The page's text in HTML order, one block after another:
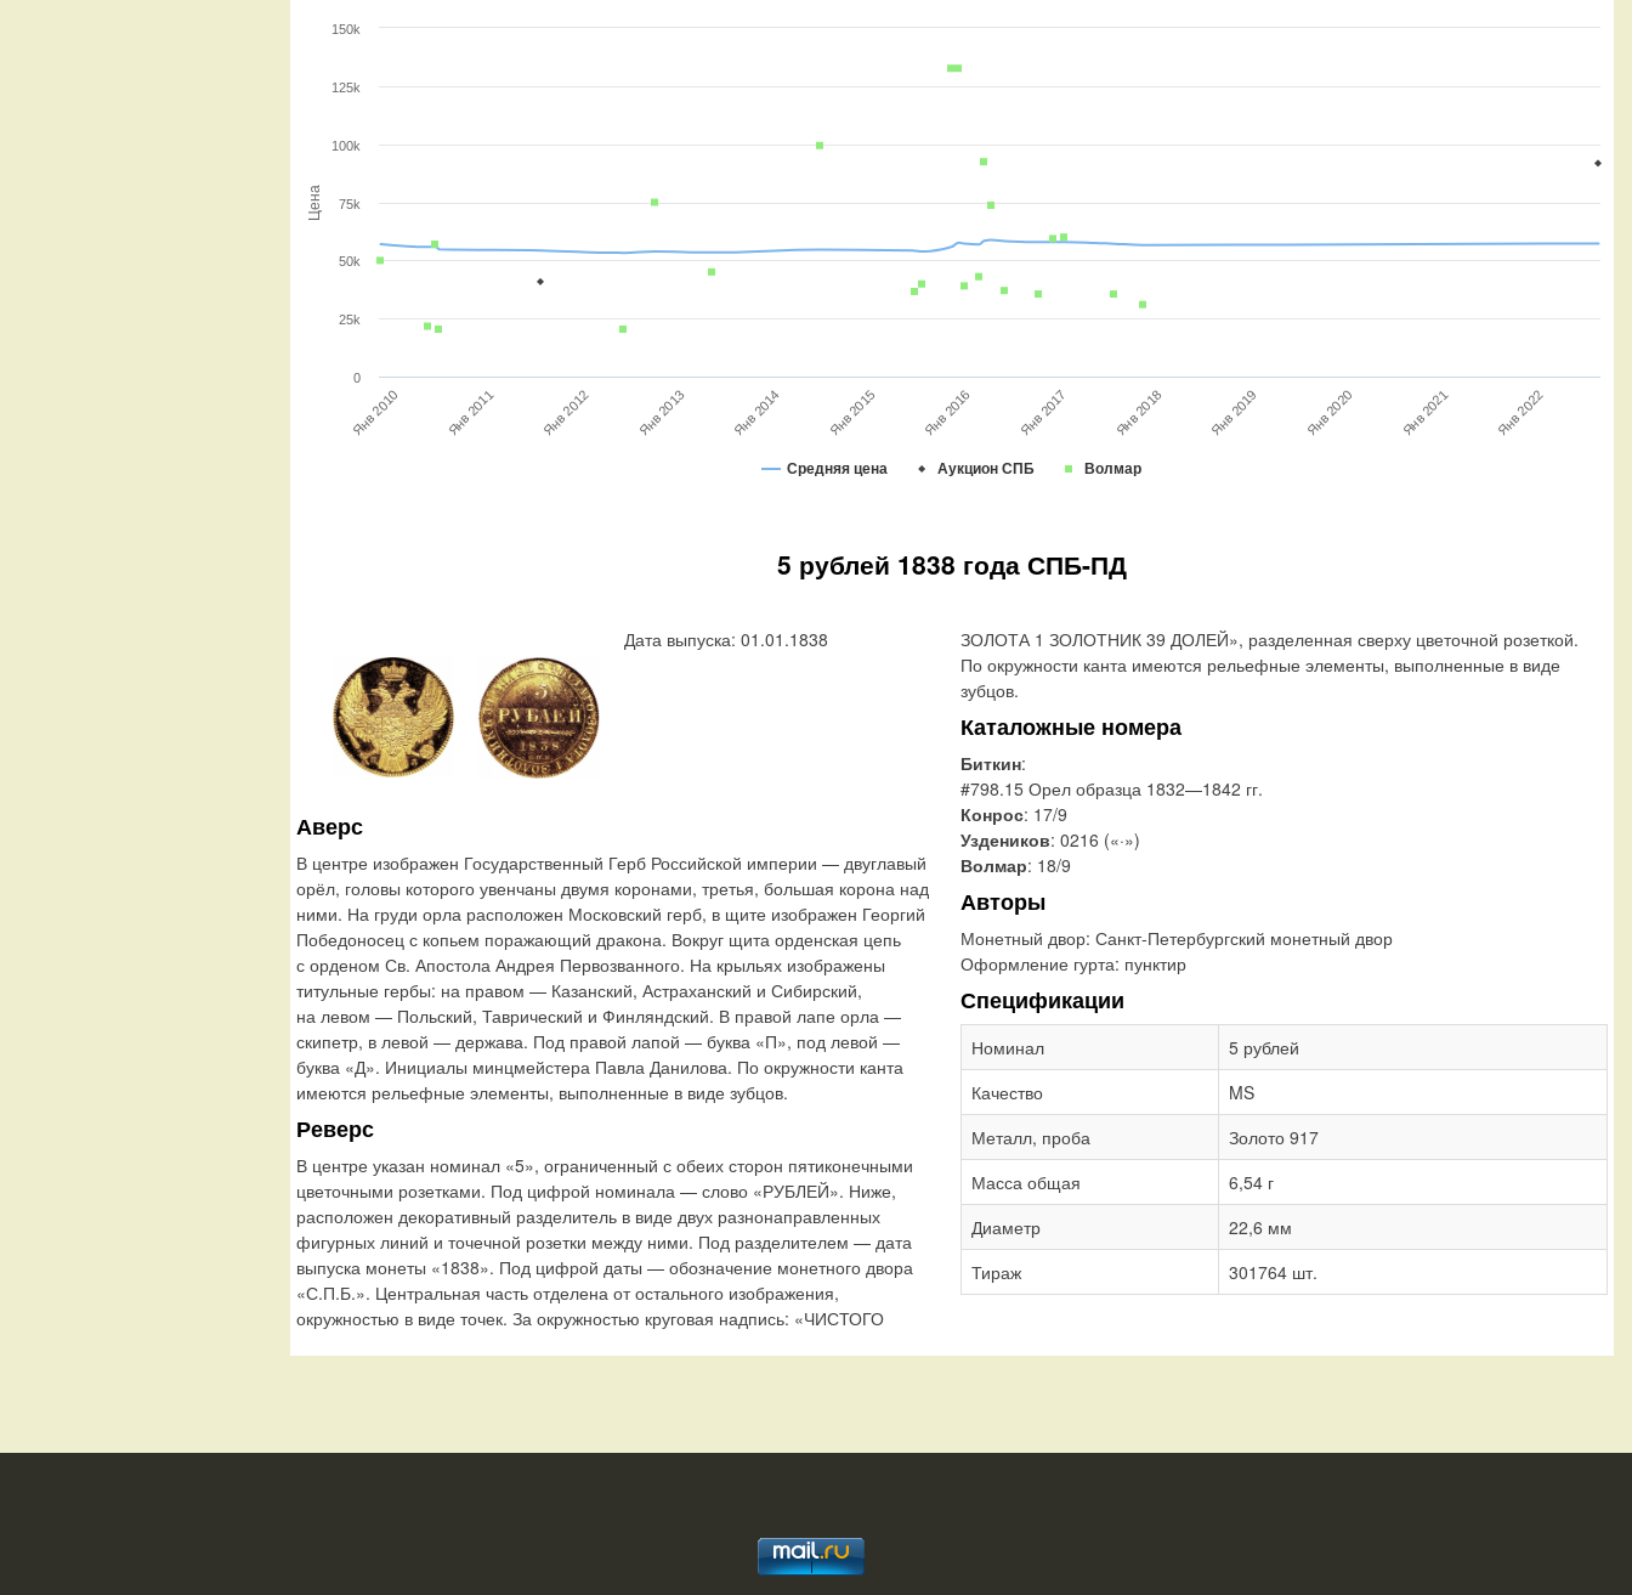
Цена
Средняя цена Аукцион СПБ Волмар
Янв 2010 Янв 2011 Янв 2012 Янв 2013 Янв 2014 Янв 2015 Янв 2016 Янв 2017 Янв 2018 Янв 2019 Янв 2020 Янв 2021 Янв 2022
0
25k
50k
75k
100k
125k
150k
5 рублей 1838 года СПБ-ПД
Дата выпуска: 01.01.1838
Аверс
В центре изображен Государственный Герб Российской империи — двуглавый
орёл, головы которого увенчаны двумя коронами, третья, большая корона над
ними. На груди орла расположен Московский герб, в щите изображен Георгий
Победоносец с копьем поражающий дракона. Вокруг щита орденская цепь
с орденом Св. Апостола Андрея Первозванного. На крыльях изображены
титульные гербы: на правом — Казанский, Астраханский и Сибирский,
на левом — Польский, Таврический и Финляндский. В правой лапе орла —
скипетр, в левой — держава. Под правой лапой — буква «П», под левой —
буква «Д». Инициалы минцмейстера Павла Данилова. По окружности канта
имеются рельефные элементы, выполненные в виде зубцов.
Реверс
В центре указан номинал «5», ограниченный с обеих сторон пятиконечными
цветочными розетками. Под цифрой номинала — слово «РУБЛЕЙ». Ниже,
расположен декоративный разделитель в виде двух разнонаправленных
фигурных линий и точечной розетки между ними. Под разделителем — дата
выпуска монеты «1838». Под цифрой даты — обозначение монетного двора
«С.П.Б.». Центральная часть отделена от остального изображения,
окружностью в виде точек. За окружностью круговая надпись: «ЧИСТОГО
ЗОЛОТА 1 ЗОЛОТНИК 39 ДОЛЕЙ», разделенная сверху цветочной розеткой.
По окружности канта имеются рельефные элементы, выполненные в виде
зубцов.
Каталожные номера
Биткин:
#798.15 Орел образца 1832—1842 гг.
Конрос: 17/9
Уздеников: 0216 («·»)
Волмар: 18/9
Авторы
Монетный двор: Санкт-Петербургский монетный двор
Оформление гурта: пунктир
Спецификации
Номинал
5 рублей
Качество
MS
Металл, проба
Золото 917
Масса общая
6,54 г
Диаметр
22,6 мм
Тираж
301764 шт.